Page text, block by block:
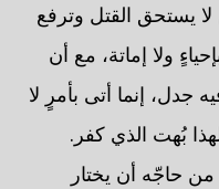
يستحق القتل وترفع
ولا إماتة، مع أن
جدل، إنما أتى بأمرٍ لا
بُهت الذي كفر.
حاجّه أن يختار